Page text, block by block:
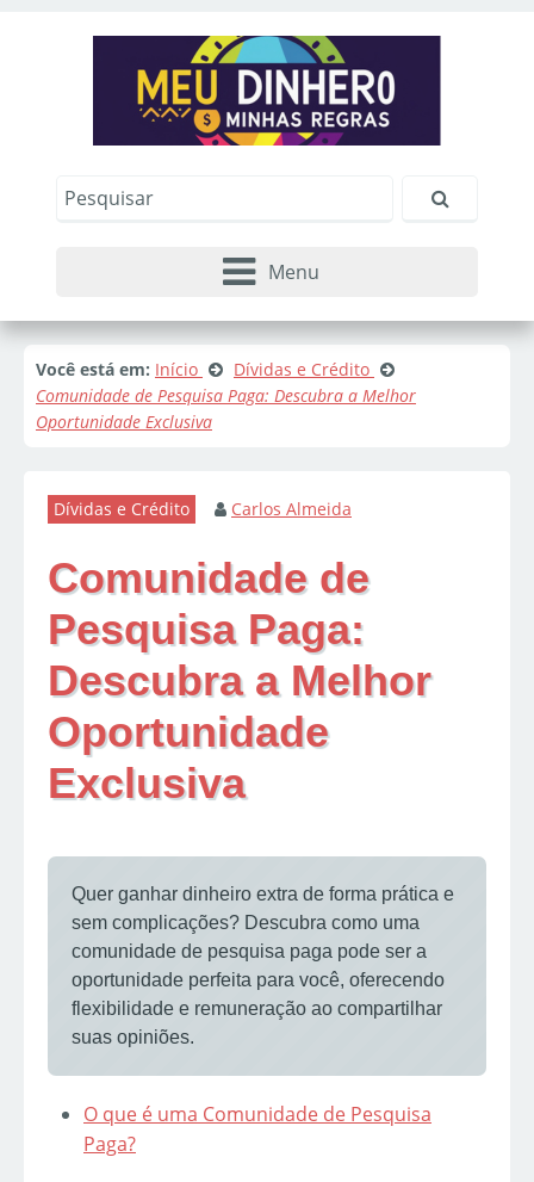
Menu
Você está em: Início
Dívidas e Crédito
Comunidade de Pesquisa Paga: Descubra a Melhor
Oportunidade Exclusiva
Dívidas e Crédito Carlos Almeida
Comunidade de
Pesquisa Paga:
Descubra a Melhor
Oportunidade
Exclusiva
Quer ganhar dinheiro extra de forma prática e
sem complicações? Descubra como uma
comunidade de pesquisa paga pode ser a
oportunidade perfeita para você, oferecendo
flexibilidade e remuneração ao compartilhar
suas opiniões.
O que é uma Comunidade de Pesquisa
Paga?